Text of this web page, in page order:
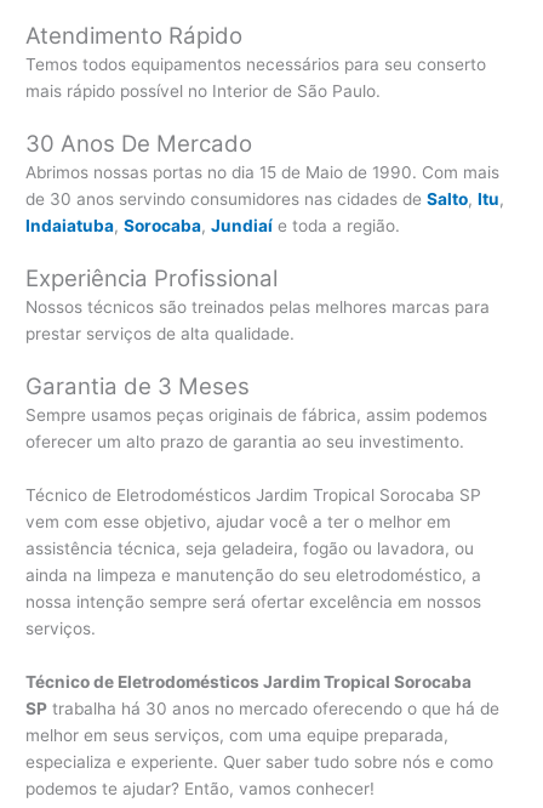
Atendimento Rápido
Temos todos equipamentos necessários para seu conserto
mais rápido possível no Interior de São Paulo.
30 Anos De Mercado
Abrimos nossas portas no dia 15 de Maio de 1990. Com mais
de 30 anos servindo consumidores nas cidades deSalto,Itu,
Indaiatuba,Sorocaba,Jundiaí e toda a região.
Experiência Profissional
Nossos técnicos são treinados pelas melhores marcas para
prestar serviços de alta qualidade.
Garantia de 3 Meses
Sempre usamos peças originais de fábrica, assim podemos
oferecer um alto prazo de garantia ao seu investimento.
Técnico de Eletrodomésticos Jardim Tropical Sorocaba SP
vem com esse objetivo, ajudar você a ter o melhor em
assistência técnica, seja geladeira, fogão ou lavadora, ou
ainda na limpeza e manutenção do seu eletrodoméstico, a
nossa intenção sempre será ofertar excelência em nossos
serviços.
Técnico de Eletrodomésticos Jardim Tropical Sorocaba
SP trabalha há 30 anos no mercado oferecendo o que há de
melhor em seus serviços, com uma equipe preparada,
especializa e experiente. Quer saber tudo sobre nós e como
podemos te ajudar? Então, vamos conhecer!